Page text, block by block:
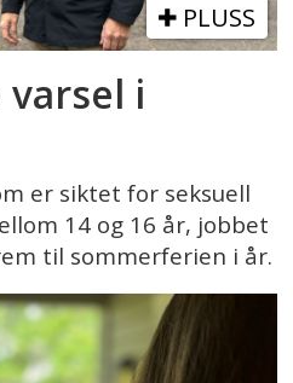
PLUSS
i
er siktet for seksuell
14 og 16 år, jobbet
til sommerferien i år.